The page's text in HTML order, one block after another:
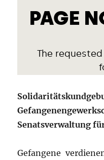
Senatsverwaltung
Gefangene